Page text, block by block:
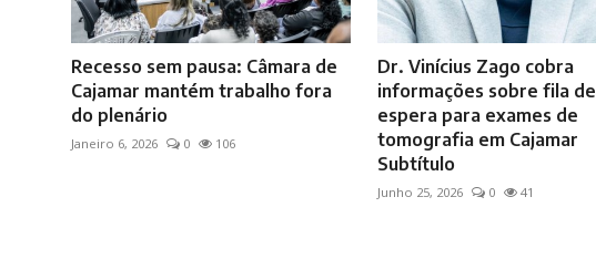
Recesso sem pausa: Câmara de
Cajamar mantém trabalho fora
do plenário
Janeiro 6, 2026 0 106
Dr. Vinícius Zago cobra
informações sobre fila de
espera para exames de
tomografia em Cajamar
Subtítulo
Junho 25, 2026 0 41